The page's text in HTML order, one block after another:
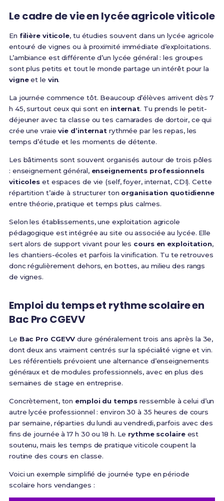
Le cadre de vie en lycée agricole viticole
En filière viticole, tu étudies souvent dans un lycée agricole
entouré de vignes ou à proximité immédiate d’exploitations.
L’ambiance est différente d’un lycée général : les groupes
sont plus petits et tout le monde partage un intérêt pour la
vigneet le vin.
La journée commence tôt. Beaucoup d’élèves arrivent dès 7
h 45, surtout ceux qui sont en internat. Tu prends le petit-
déjeuner avec ta classe ou tes camarades de dortoir, ce qui
crée une vraievie d’internat rythmée par les repas, les
temps d’étude et les moments de détente.
Les bâtiments sont souvent organisés autour de trois pôles
: enseignement général, enseignements professionnels
viticoles et espaces de vie (self, foyer, internat, CDI). Cette
répartition t’aide à structurer ton organisation quotidienne
entre théorie, pratique et temps plus calmes.
Selon les établissements, une exploitation agricole
pédagogique est intégrée au site ou associée au lycée. Elle
sert alors de support vivant pour les cours en exploitation,
les chantiers-écoles et parfois la vinification. Tu te retrouves
donc régulièrement dehors, en bottes, au milieu des rangs
de vignes.
Emploi du temps et rythme scolaire en
Bac Pro CGEVV
Le Bac Pro CGEVV dure généralement trois ans après la 3e,
dont deux ans vraiment centrés sur la spécialité vigne et vin.
Les référentiels prévoient une alternance d’enseignements
généraux et de modules professionnels, avec en plus des
semaines de stage en entreprise.
Concrètement, ton emploi du tempsressemble à celui d’un
autre lycée professionnel : environ 30 à 35 heures de cours
par semaine, réparties du lundi au vendredi, parfois avec des
fins de journée à 17 h 30 ou 18 h. Le rythme scolaireest
soutenu, mais les temps de pratique viticole coupent la
routine des cours en classe.
Voici un exemple simplifié de journée type en période
scolaire hors vendanges :